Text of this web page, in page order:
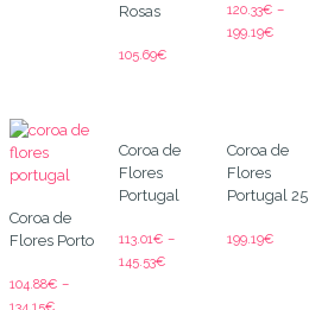
Rosas
105.69€
120.33€ –
199.19€
Coroa de
Flores Porto
104.88€ –
134.15€
Coroa de
Flores
Portugal
113.01€ –
145.53€
Coroa de
Flores
Portugal 25
199.19€